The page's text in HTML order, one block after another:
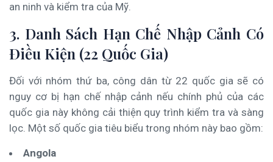
an ninh và kiểm tra của Mỹ.
3. Danh Sách Hạn Chế Nhập Cảnh Có
Điều Kiện (22 Quốc Gia)
Đối với nhóm thứ ba, công dân từ 22 quốc gia sẽ có
nguy cơ bị hạn chế nhập cảnh nếu chính phủ của các
quốc gia này không cải thiện quy trình kiểm tra và sàng
lọc. Một số quốc gia tiêu biểu trong nhóm này bao gồm:
Angola